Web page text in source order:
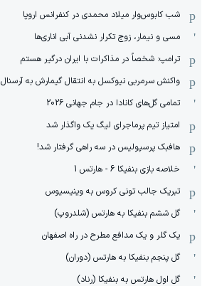
شب کابوس‌وار میلاد محمدی در کنفرانس اروپا
مسی و نیمار، زوج تکرار نشدنی آبی اناری‌ها
ترامپ: شخصاً در مذاکرات با ایران درگیر هستم
واکنش سرمربی نیوکسل به انتقال گیمارش به آرسنال
تمامی گل‌های کانادا در جام جهانی 2026
امتیاز تیم پرماجرای لیگ یک واگذار شد
هافبک پرسپولیس در سه راهی گرفتار شد!
خلاصه بازی بنفیکا 6 - هارتس 1
تبریک جالب تونی کروس به وینیسیوس
گل ششم بنفیکا به هارتس (شلدروپ)
یک گلر و یک مدافع مطرح در راه اصفهان
گل پنجم بنفیکا به هارتس (دوران)
گل اول هارتس به بنفیکا (رناد)